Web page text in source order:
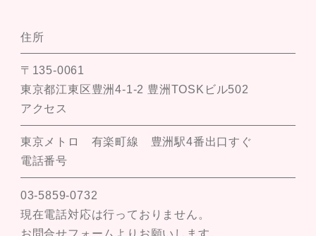
住所
〒135-0061
東京都江東区豊洲4-1-2 豊洲TOSKビル502
アクセス
東京メトロ 有楽町線 豊洲駅4番出口すぐ
電話番号
03-5859-0732
現在電話対応は行っておりません。
お問合せフォームよりお願いします。